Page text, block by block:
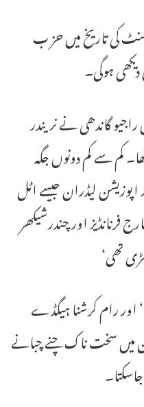
کی تاریخ میں حز ب
ہوگی۔
نہیں جب1984میں راجیو گاندھی نے نریندر
کم سے کم دونوں جگہ
اپوزیشن لیڈران جیسے اٹل
فرنانڈیز اور چندرشیکھر
تھی‘
اور رام کرشنا ہیگڈے
میں سخت ناک چنے چبانے